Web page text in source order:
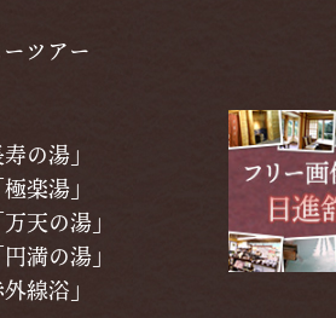
ツアー
の湯」
楽湯」
天の湯」
満の湯」
線浴」